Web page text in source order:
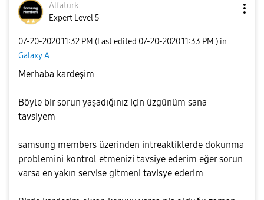
Alfatürk
Expert Level 5
‎07-20-202011:32 PM (Last edited ‎07-20-202011:33 PM ) in
Galaxy A
Merhaba kardeşim
Böyle bir sorun yaşadığınız için üzgünüm sana
tavsiyem
samsung members üzerinden intreaktiklerde dokunma
problemini kontrol etmenizi tavsiye ederim eğer sorun
varsa en yakın servise gitmeni tavisye ederim